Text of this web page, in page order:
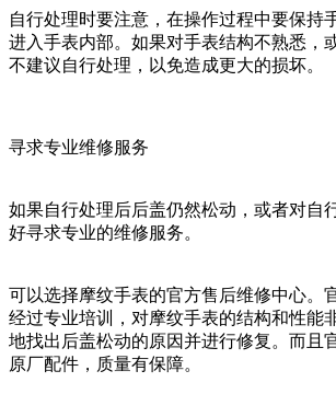
自行处理时要注意，在操作过程中要保持
进入手表内部。如果对手表结构不熟悉，
不建议自行处理，以免造成更大的损坏。
寻求专业维修服务
如果自行处理后后盖仍然松动，或者对自
好寻求专业的维修服务。
可以选择摩纹手表的官方售后维修中心。
经过专业培训，对摩纹手表的结构和性能
地找出后盖松动的原因并进行修复。而且
原厂配件，质量有保障。